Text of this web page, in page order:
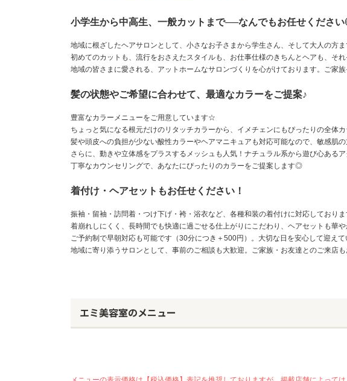
小学生から中高生、一般カットまで──なんでもお任せくださ
地域に根ざしたヘアサロンとして、小さなお子さまから学生さん、そして大人の方
初めてのカットも、流行をおさえたスタイルも、お仕事仕様のきちんとヘアも、
地域の皆さまに愛される、アットホームなサロンづくりを心がけております。ご家
髪の状態やご希望に合わせて、最適なカラーをご提案♪
豊富なカラーメニューをご用意しています☆
ちょっと気になる根元だけのリタッチカラーから、イメチェンにもぴったりの全体
髪や頭皮への負担が少ない酸性カラーやヘアマニキュアも対応可能なので、敏感肌
さらに、動きや立体感をプラスするメッシュも人気！ナチュラル系から遊び心ある
丁寧なカウンセリングで、あなたにぴったりのカラーをご提案します◎
着付け・ヘアセットもお任せください！
振袖・留袖・訪問着・つけ下げ・袴・浴衣など、各種和装の着付けに対応してお
着崩れしにくく、長時間でも快適に過ごせる仕上がりにこだわり、ヘアセットも華
ご予約制で早朝対応も可能です（30分につき＋500円）。大切な日を安心して迎え
地域に寄り添うサロンとして、事前のご相談も大歓迎。ご家族・お友達とのご来店
エミ美容室のメニュー